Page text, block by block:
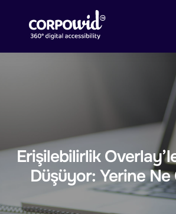
Erişilebilirlik
Düşüyor: Yerine Ne